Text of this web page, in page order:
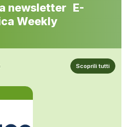
newsletter E-
Weekly
Scoprili tutti